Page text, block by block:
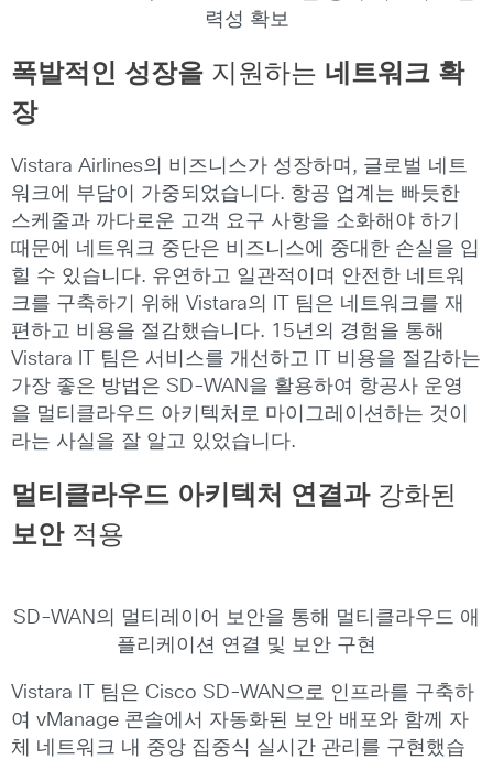
력성 확보
폭발적인 성장을 지원하는 네트워크 확
장
Vistara Airlines의 비즈니스가 성장하며, 글로벌 네트
워크에 부담이 가중되었습니다. 항공 업계는 빠듯한
스케줄과 까다로운 고객 요구 사항을 소화해야 하기
때문에 네트워크 중단은 비즈니스에 중대한 손실을 입
힐 수 있습니다. 유연하고 일관적이며 안전한 네트워
크를 구축하기 위해 Vistara의 IT 팀은 네트워크를 재
편하고 비용을 절감했습니다. 15년의 경험을 통해
Vistara IT 팀은 서비스를 개선하고 IT 비용을 절감하는
가장 좋은 방법은 SD-WAN을 활용하여 항공사 운영
을 멀티클라우드 아키텍처로 마이그레이션하는 것이
라는 사실을 잘 알고 있었습니다.
멀티클라우드 아키텍처 연결과강화된
보안적용
SD-WAN의 멀티레이어 보안을 통해 멀티클라우드 애
플리케이션 연결 및 보안 구현
Vistara IT 팀은 Cisco SD-WAN으로 인프라를 구축하
여 vManage 콘솔에서 자동화된 보안 배포와 함께 자
체 네트워크 내 중앙 집중식 실시간 관리를 구현했습